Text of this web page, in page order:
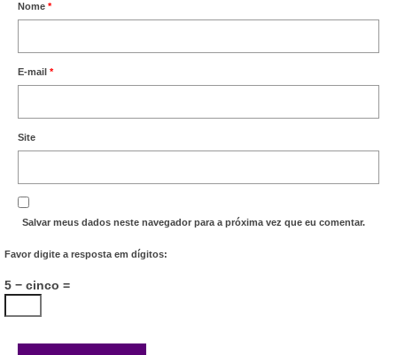
Nome *
E-mail *
Site
Salvar meus dados neste navegador para a próxima vez que eu comentar.
Favor digite a resposta em dígitos:
5 − cinco =